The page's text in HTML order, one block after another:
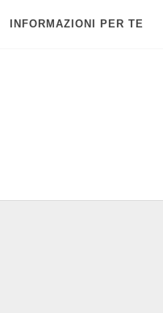
INFORMAZIONI PER TE